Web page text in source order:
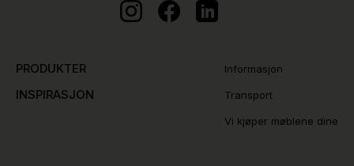
PRODUKTER
INSPIRASJON
Informasjon
Transport
Vi kjøper møblene dine